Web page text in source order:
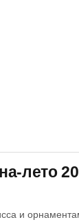
лето
и